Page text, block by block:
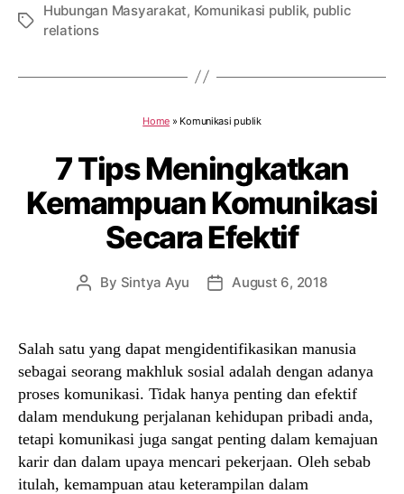
Tags
Hubungan Masyarakat, Komunikasi publik, public
relations
Home » Komunikasi publik
7 Tips Meningkatkan
Kemampuan Komunikasi
Secara Efektif
Post
By Sintya Ayu
PostAugust 6, 2018
Salah satu yang dapat mengidentifikasikan manusia
sebagai seorang makhluk sosial adalah dengan adanya
proses komunikasi. Tidak hanya penting dan efektif
dalam mendukung perjalanan kehidupan pribadi anda,
tetapi komunikasi juga sangat penting dalam kemajuan
karir dan dalam upaya mencari pekerjaan. Oleh sebab
itulah, kemampuan atau keterampilan dalam